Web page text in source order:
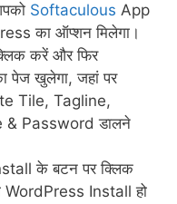
Softaculous App
का ऑप्शन मिलेगा।
करें और फिर
पेज खुलेगा, जहां पर
Tile, Tagline,
Password डालने
के बटन पर क्लिक
Install हो